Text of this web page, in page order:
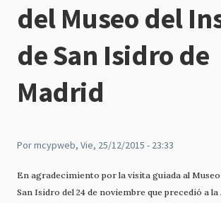
del Museo del
de San Isidro de
Madrid
Pormcypweb, Vie, 25/12/2015 - 23:33
En agradecimiento por la visita guiada al
San Isidro del 24 de noviembre que precedió a la